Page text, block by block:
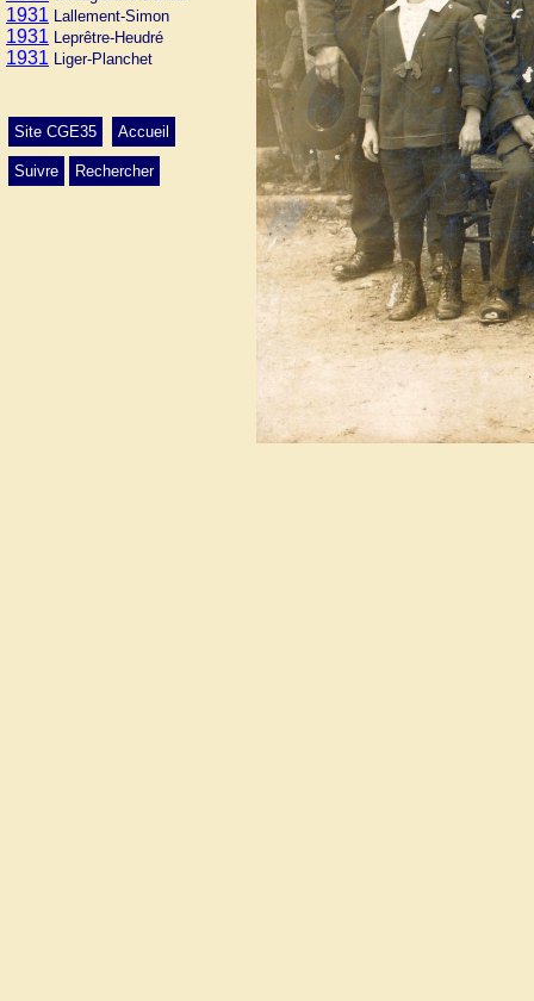
1931 Lallement-Simon
1931 Leprêtre-Heudré
1931 Liger-Planchet
Site CGE35 Accueil
Suivre Rechercher